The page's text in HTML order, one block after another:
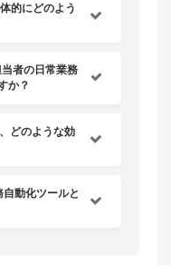
的にどのよう
者の日常業務
か？
どのような効
動化ツールと